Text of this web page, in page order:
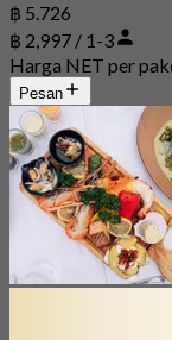
฿ 5.726
฿ 2,997 / 1-3
Harga NET per
Pesan